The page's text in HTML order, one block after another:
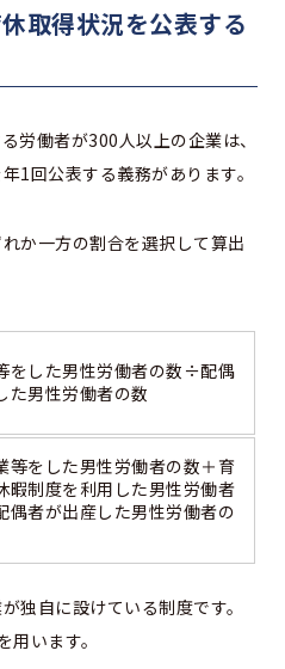
取得状況を公表する
労働者が300人以上の企業は、
1回公表する義務があります。
か一方の割合を選択して算出
をした男性労働者の数÷配偶
た男性労働者の数
等をした男性労働者の数＋育
暇制度を利用した男性労働者
者が出産した男性労働者の
独自に設けている制度です。
います。